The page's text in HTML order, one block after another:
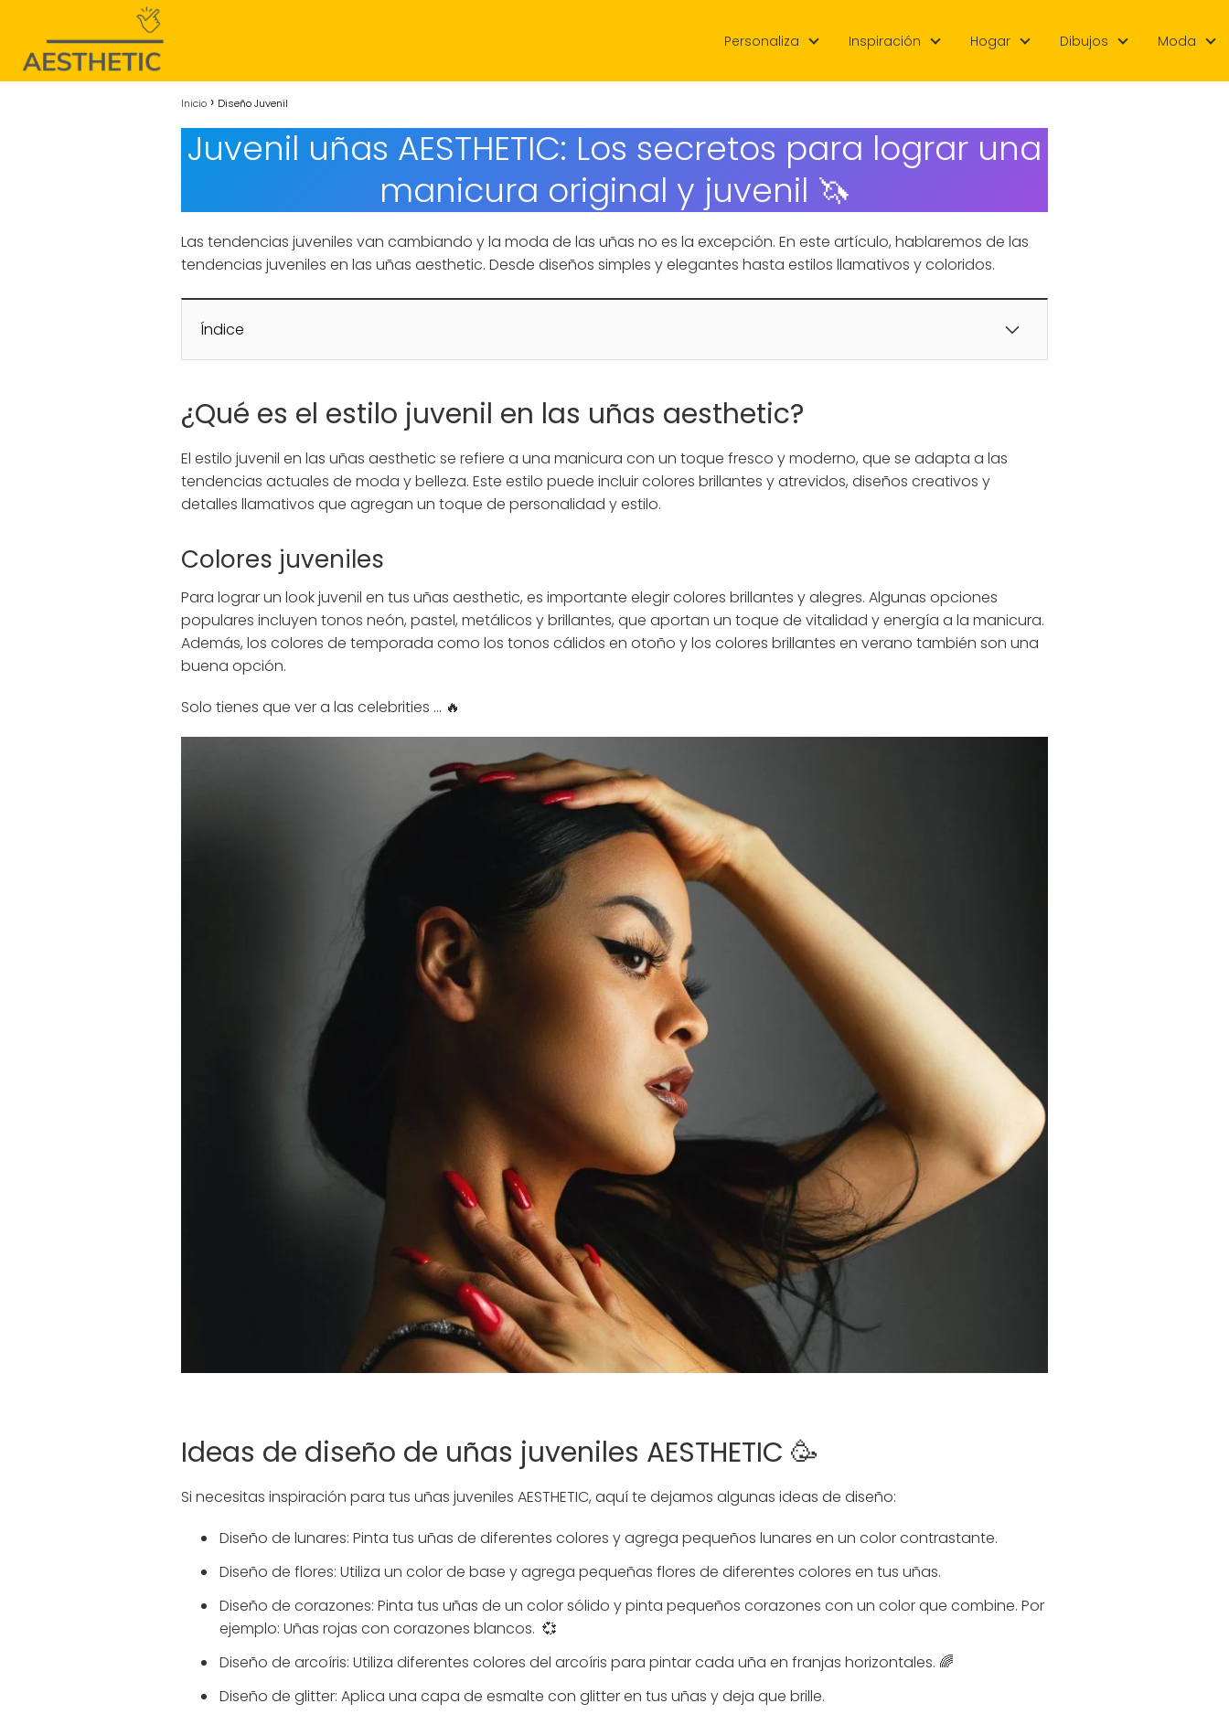
Personaliza Inspiración Hogar Dibujos Moda
Inicio Diseño Juvenil
Juvenil uñas AESTHETIC: Los secretos para lograr una
manicura original y juvenil 🦄
Las tendencias juveniles van cambiando y la moda de las uñas no es la excepción. En este artículo, hablaremos de las
tendencias juveniles en las uñas aesthetic. Desde diseños simples y elegantes hasta estilos llamativos y coloridos.
Índice
¿Qué es el estilo juvenil en las uñas aesthetic?
El estilo juvenil en las uñas aesthetic se refiere a una manicura con un toque fresco y moderno, que se adapta a las
tendencias actuales de moda y belleza. Este estilo puede incluir colores brillantes y atrevidos, diseños creativos y
detalles llamativos que agregan un toque de personalidad y estilo.
Colores juveniles
Para lograr un look juvenil en tus uñas aesthetic, es importante elegir colores brillantes y alegres. Algunas opciones
populares incluyen tonos neón, pastel, metálicos y brillantes, que aportan un toque de vitalidad y energía a la manicura.
Además, los colores de temporada como los tonos cálidos en otoño y los colores brillantes en verano también son una
buena opción.
Solo tienes que ver a las celebrities ... 🔥
Ideas de diseño de uñas juveniles AESTHETIC 🥳
Si necesitas inspiración para tus uñas juveniles AESTHETIC, aquí te dejamos algunas ideas de diseño:
Diseño de lunares: Pinta tus uñas de diferentes colores y agrega pequeños lunares en un color contrastante.
Diseño de flores: Utiliza un color de base y agrega pequeñas flores de diferentes colores en tus uñas.
Diseño de corazones: Pinta tus uñas de un color sólido y pinta pequeños corazones con un color que combine. Por
ejemplo: Uñas rojas con corazones blancos. 💞
Diseño de arcoíris: Utiliza diferentes colores del arcoíris para pintar cada uña en franjas horizontales. 🌈
Diseño de glitter: Aplica una capa de esmalte con glitter en tus uñas y deja que brille.